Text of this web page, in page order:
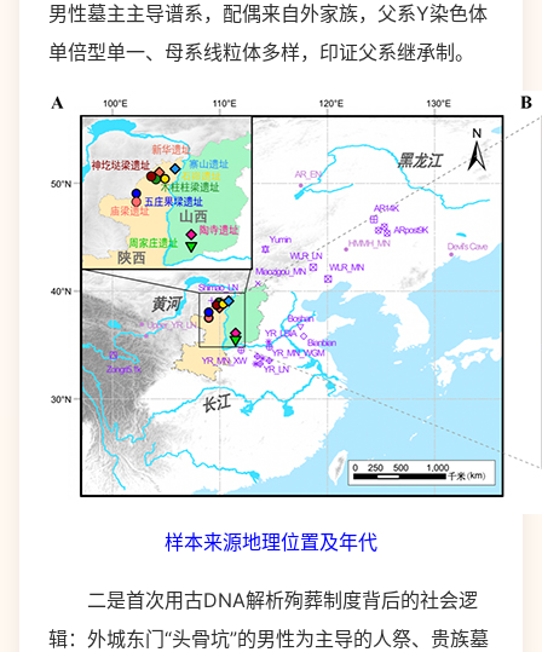
男性墓主主导谱系，配偶来自外家族，父系Y染色体
单倍型单一、母系线粒体多样，印证父系继承制。
样本来源地理位置及年代
二是首次用古DNA解析殉葬制度背后的社会逻
辑：外城东门“头骨坑”的男性为主导的人祭、贵族墓